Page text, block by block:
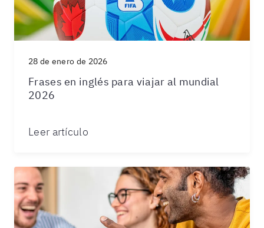
28 de enero de 2026
Frases en inglés para viajar al mundial
2026
Leer artículo